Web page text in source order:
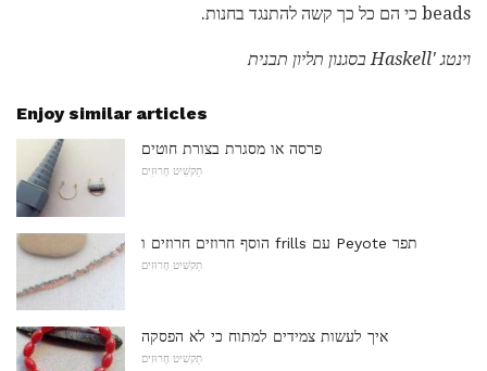
beads כי הם כל כך קשה להתנגד בחנות.
וינטג 'Haskell בסגנון תליון תבנית
Enjoy similar articles
פרסה או מסגרת בצורת חוטים
תַקשִׁיט חָרוּזִים
הוסף חרוזים חרוזים ו frills עם Peyote תפר
תַקשִׁיט חָרוּזִים
איך לעשות צמידים למתוח כי לא הפסקה
תַקשִׁיט חָרוּזִים